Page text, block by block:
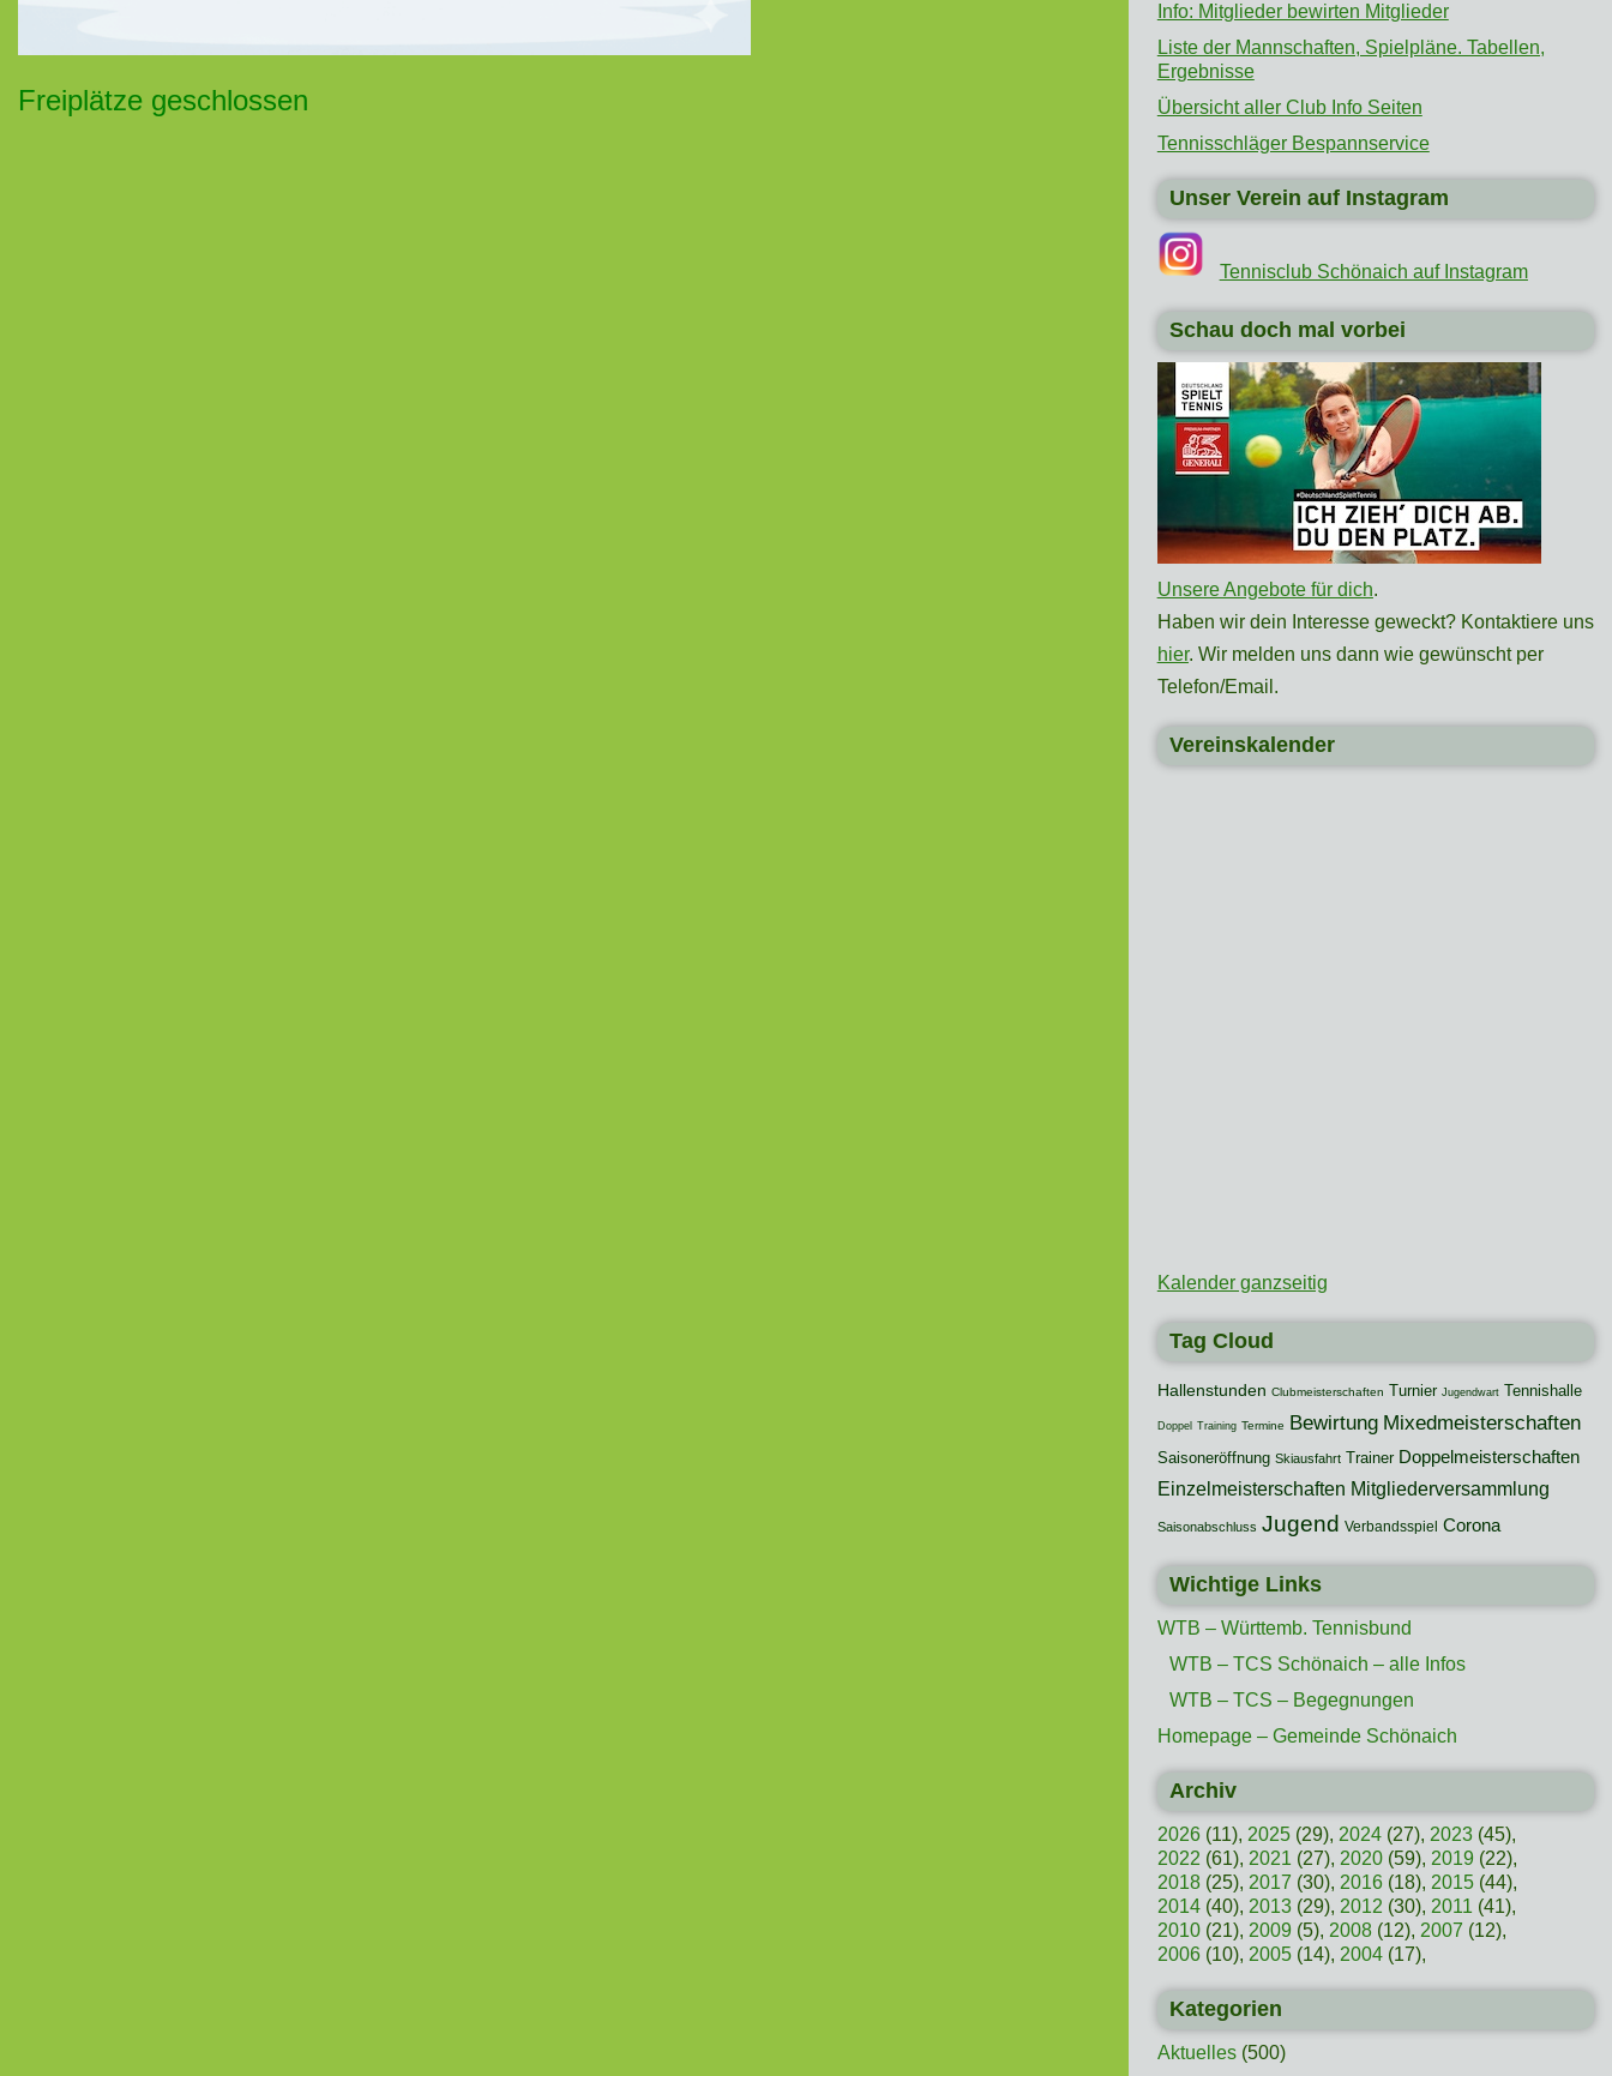
Freiplätze geschlossen
Info: Mitglieder bewirten Mitglieder
Liste der Mannschaften, Spielpläne. Tabellen,
Ergebnisse
Übersicht aller Club Info Seiten
Tennisschläger Bespannservice
Unser Verein auf Instagram
Tennisclub Schönaich auf Instagram
Schau doch mal vorbei
Unsere Angebote für dich.
Haben wir dein Interesse geweckt? Kontaktiere uns
hier. Wir melden uns dann wie gewünscht per
Telefon/Email.
Vereinskalender
Kalender ganzseitig
Tag Cloud
Hallenstunden Clubmeisterschaften Turnier Jugendwart Tennishalle
Doppel Training Termine Bewirtung Mixedmeisterschaften
Saisoneröffnung Skiausfahrt Trainer Doppelmeisterschaften
Einzelmeisterschaften Mitgliederversammlung
Saisonabschluss Jugend Verbandsspiel Corona
Wichtige Links
WTB – Württemb. Tennisbund
WTB – TCS Schönaich – alle Infos
WTB – TCS – Begegnungen
Homepage – Gemeinde Schönaich
Archiv
2026(11), 2025(29), 2024(27), 2023(45),
2022 (61), 2021 (27), 2020(59), 2019(22),
2018(25), 2017 (30), 2016(18), 2015(44),
2014(40), 2013(29), 2012 (30), 2011 (41),
2010(21), 2009(5), 2008(12), 2007 (12),
2006(10), 2005(14), 2004(17),
Kategorien
Aktuelles(500)